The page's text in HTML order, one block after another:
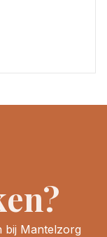
bij Mantelzorg